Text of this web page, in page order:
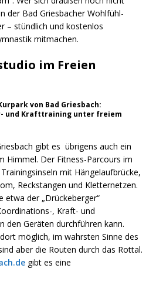
der Bad Griesbacher Wohlfühl-
– stündlich und kostenlos
mitmachen.
im Freien
von Bad Griesbach:
und Krafttraining unter freiem
gibt es übrigens auch ein
Himmel. Der Fitness-Parcours im
mit Hängelaufbrücke,
Reckstangen und Kletternetzen.
etwa der „Drückeberger“
, Kraft- und
den Geräten durchführen kann.
möglich, im wahrsten Sinne des
aber die Routen durch das Rottal.
gibt es eine